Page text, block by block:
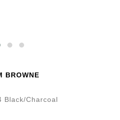
BROWNE
Black/Charcoal